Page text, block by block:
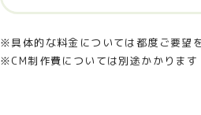
※具体的な料金については都度ご要望
※CM制作費については別途かかります